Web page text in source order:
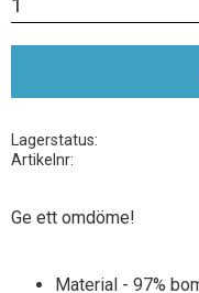
Lagerstatus
Artikelnr
Ge ett omdöme!
Material - 97%